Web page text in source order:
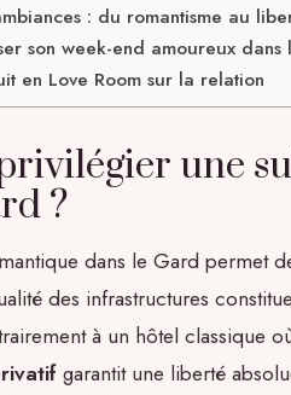
: du romantisme au
son week-end amoureux
en Love Room sur la relation
une
?
dans le Gard permet
des infrastructures
à un hôtel classique
garantit une liberté